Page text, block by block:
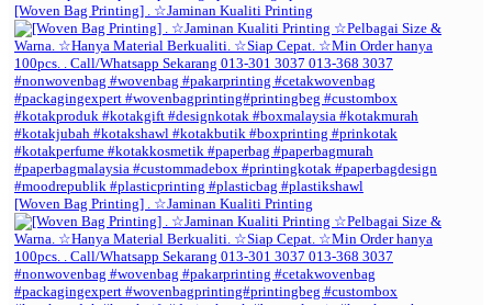
[Woven Bag Printing] . ☆Jaminan Kualiti Printing
[Woven Bag Printing] . ☆Jaminan Kualiti Printing